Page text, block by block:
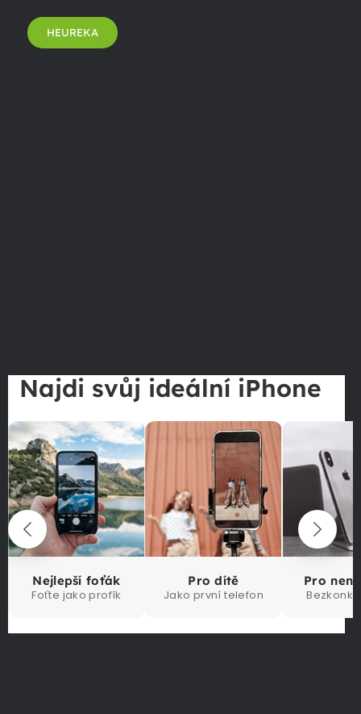
HEUREKA
Najdi svůj ideální iPhone
Nejlepší foťák
Foťte jako profík
Pro dítě
Jako první telefon
Pro